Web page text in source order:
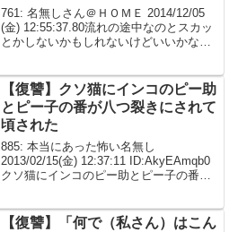
761: 名無しさん＠ＨＯＭＥ 2014/12/05
(金) 12:55:37.80流れの途中なのとスカッ
とかしないかもしれないけどいいかな？
メは証拠が残るといけないの...
【復讐】クソ猫にインコのピー助
とピー子の番が八つ裂きにされて
頃された
885: 本当にあった怖い名無し
2013/02/15(金) 12:37:11 ID:AkyEAmqb0
クソ猫にインコのピー助とピー子の番が
してやったものを…と恨み骨髄...
【復讐】「何で（私さん）はこん